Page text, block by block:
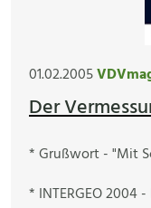
01.02.2005
Der
* Grußwort - "Mit
* INTERGEO 2004